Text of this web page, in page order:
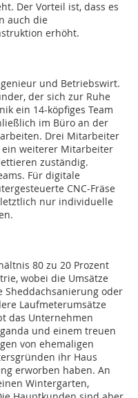
Der Vorteil ist, dass es
auch die
erhöht.
und Betriebswirt.
der sich zur Ruhe
ein 14-köpfiges Team
im Büro an der
Drei Mitarbeiter
weiterer Mitarbeiter
zuständig.
Für digitale
CNC-Fräse
nur individuelle
80 zu 20 Prozent
wobei die Umsätze
Sheddachsanierung oder
Laufmeterumsätze
das Unternehmen
und einem treuen
von ehemaligen
ihr Haus
erworben haben. An
Wintergarten,